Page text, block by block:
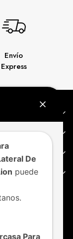
Envío
Express
De
puede
Para